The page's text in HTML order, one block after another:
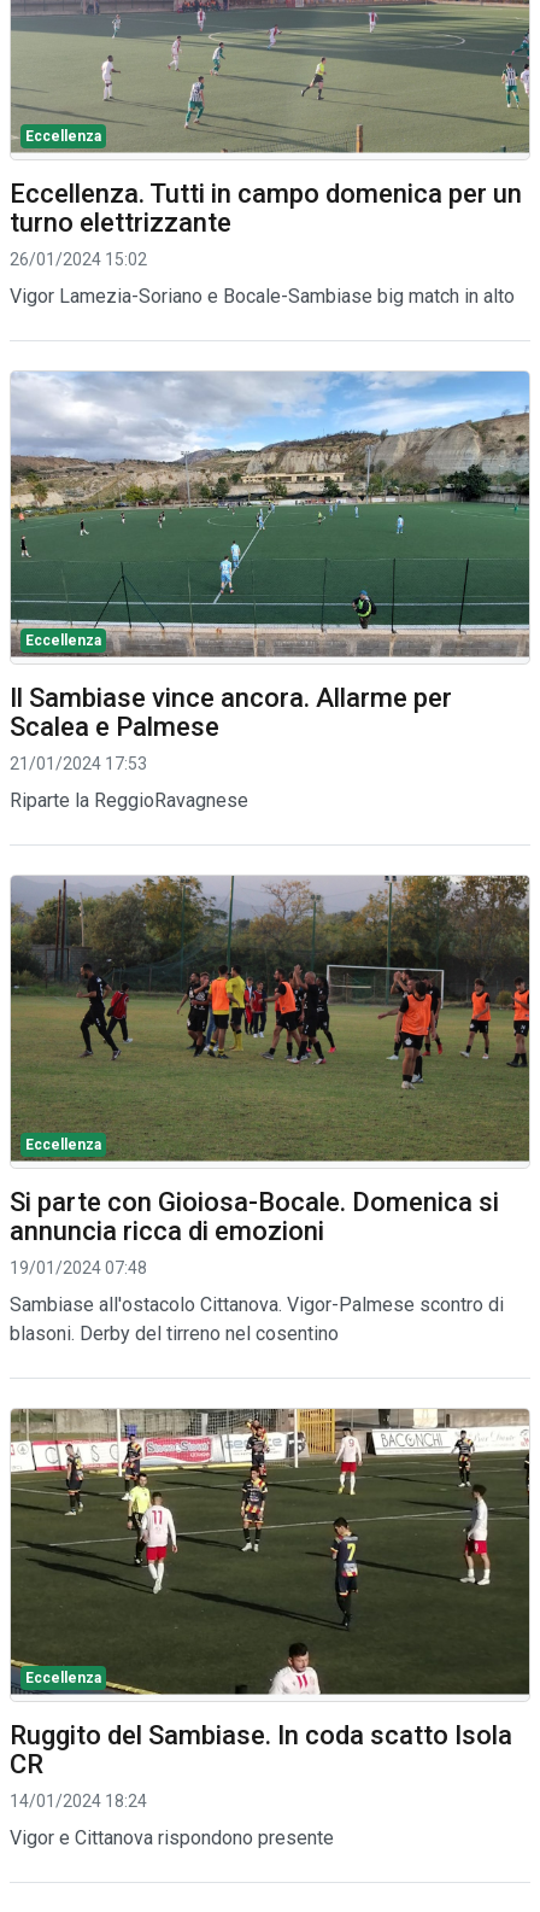
Eccellenza
Eccellenza. Tutti in campo domenica per un
turno elettrizzante
26/01/2024 15:02
Vigor Lamezia-Soriano e Bocale-Sambiase big match in alto
Eccellenza
Il Sambiase vince ancora. Allarme per
Scalea e Palmese
21/01/2024 17:53
Riparte la ReggioRavagnese
Eccellenza
Si parte con Gioiosa-Bocale. Domenica si
annuncia ricca di emozioni
19/01/2024 07:48
Sambiase all'ostacolo Cittanova. Vigor-Palmese scontro di
blasoni. Derby del tirreno nel cosentino
Eccellenza
Ruggito del Sambiase. In coda scatto Isola
CR
14/01/2024 18:24
Vigor e Cittanova rispondono presente